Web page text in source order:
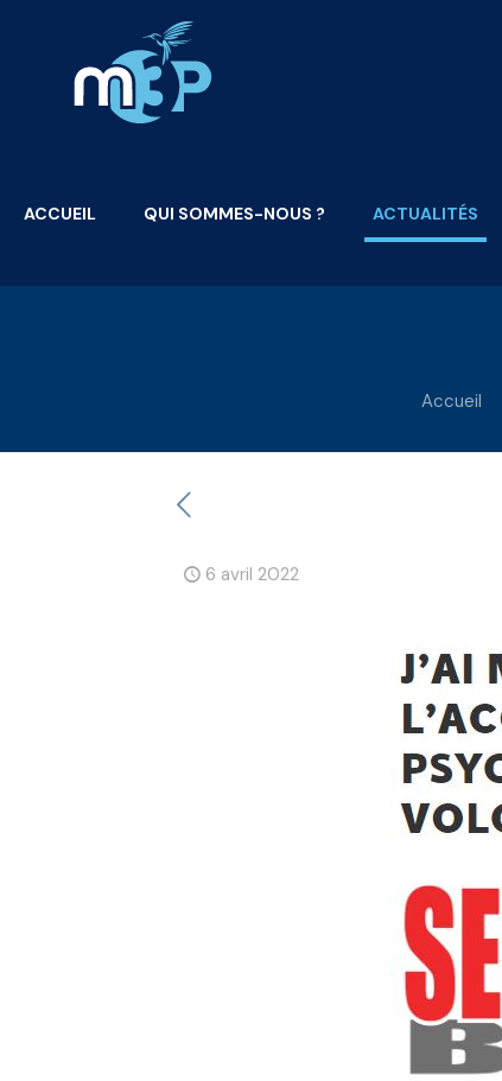
ACCUEIL QUI SOMMES-NOUS ? ACTUALITÉS
Accueil
6 avril 2022